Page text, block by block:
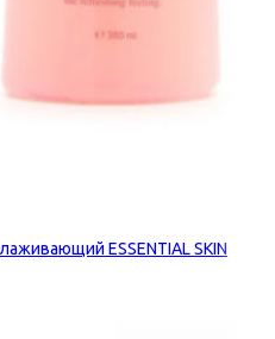
ESSENTIAL SKIN